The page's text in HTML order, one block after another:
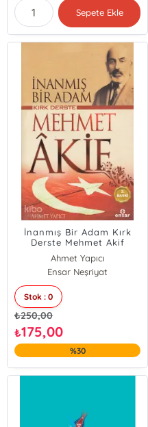
Sepete Ekle
İnanmış Bir Adam Kırk
Derste Mehmet Akif
Ahmet Yapıcı
Ensar Neşriyat
Stok : 0
₺250,00
₺175,00
%30